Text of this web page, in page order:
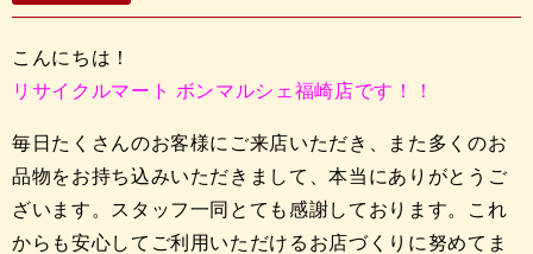
こんにちは！
リサイクルマート ボンマルシェ福崎店です！！
毎日たくさんのお客様にご来店いただき、また多くのお
品物をお持ち込みいただきまして、本当にありがとうご
ざいます。スタッフ一同とても感謝しております。これ
からも安心してご利用いただけるお店づくりに努めてま